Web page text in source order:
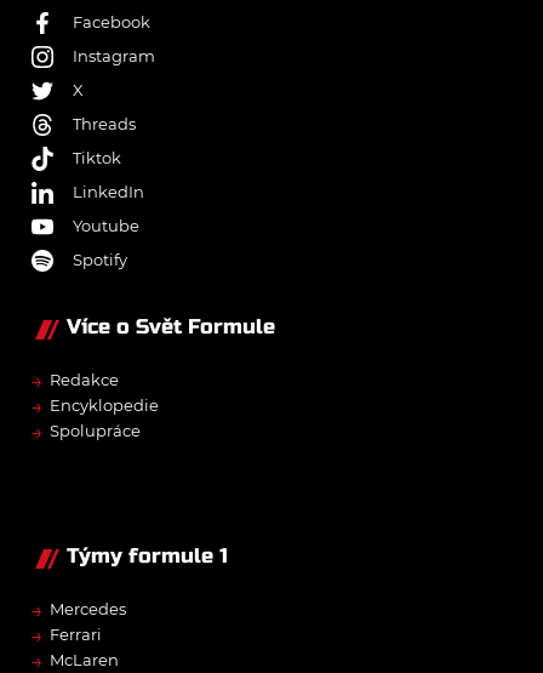
Facebook
Instagram
X
Threads
Tiktok
LinkedIn
Youtube
Spotify
Více o Svět Formule
→ Redakce
→ Encyklopedie
→ Spolupráce
Týmy formule 1
→ Mercedes
→ Ferrari
→ McLaren